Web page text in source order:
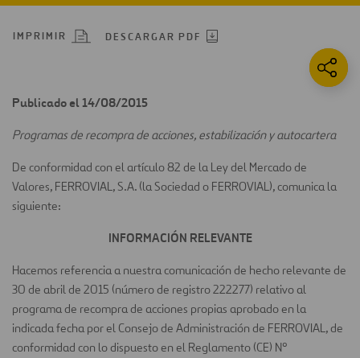
IMPRIMIR DESCARGAR PDF
Publicado el 14/08/2015
Programas de recompra de acciones, estabilización y autocartera
De conformidad con el artículo 82 de la Ley del Mercado de
Valores, FERROVIAL, S.A. (la Sociedad o FERROVIAL), comunica la
siguiente:
INFORMACIÓN RELEVANTE
Hacemos referencia a nuestra comunicación de hecho relevante de
30 de abril de 2015 (número de registro 222277) relativo al
programa de recompra de acciones propias aprobado en la
indicada fecha por el Consejo de Administración de FERROVIAL, de
conformidad con lo dispuesto en el Reglamento (CE) Nº